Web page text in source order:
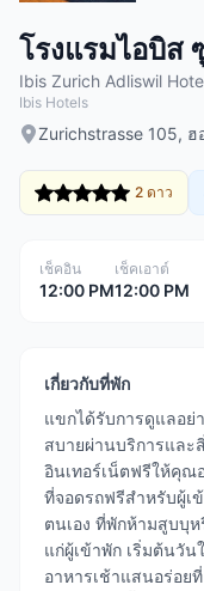
โรงแรมไอบิส
Ibis Zurich Adliswil
Ibis Hotels
Zurichstrasse 105,
2 ดาว
เช็คอิน
12:00 PM
เช็คเอาต์
12:00 PM
เกี่ยวกับที่พัก
แขกได้รับการดูแลอย่
สบายผ่านบริการและ
อินเทอร์เน็ตฟรีให้คุณ
ที่จอดรถฟรีสำหรับผู้เ
ตนเอง ที่พักห้ามสูบบุ
แก่ผู้เข้าพัก เริ่มต้นวั
อาหารเช้าแสนอร่อย